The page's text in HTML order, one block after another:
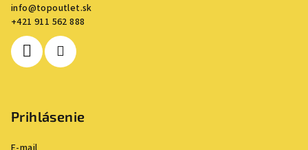
info@topoutlet.sk
+421 911 562 888
Prihlásenie